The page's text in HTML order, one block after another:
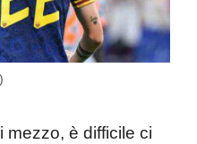
mezzo, è difficile ci